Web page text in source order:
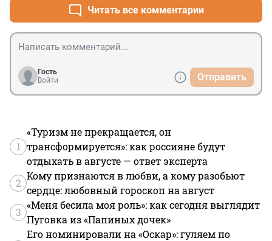
росгвардию - а они ничего не видят, ну нет у них
здесь нарушений ни каких правил или общественного
порядка. Вот такая у нас росгвардия к хулиганам
заботливая
Читать все комментарии
Гость
Войти
Отправить
1
«Туризм не прекращается, он
трансформируется»: как россияне будут
отдыхать в августе — ответ эксперта
2
Кому признаются в любви, а кому разобьют
сердце: любовный гороскоп на август
3
«Меня бесила моя роль»: как сегодня выглядит
Пуговка из «Папиных дочек»
Его номинировали на «Оскар»: гуляем по